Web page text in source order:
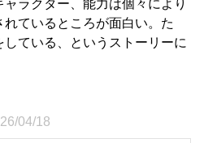
ャラクター、能力は個々により
ているところが面白い。た
している、というストーリーに
04/18